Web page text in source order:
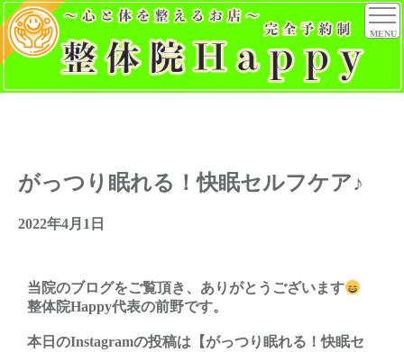
MENU
がっつり眠れる！快眠セルフケア♪
2022年4月1日
当院のブログをご覧頂き、ありがとうございます
整体院Happy代表の前野です。
本日のInstagramの投稿は【がっつり眠れる！快眠セ